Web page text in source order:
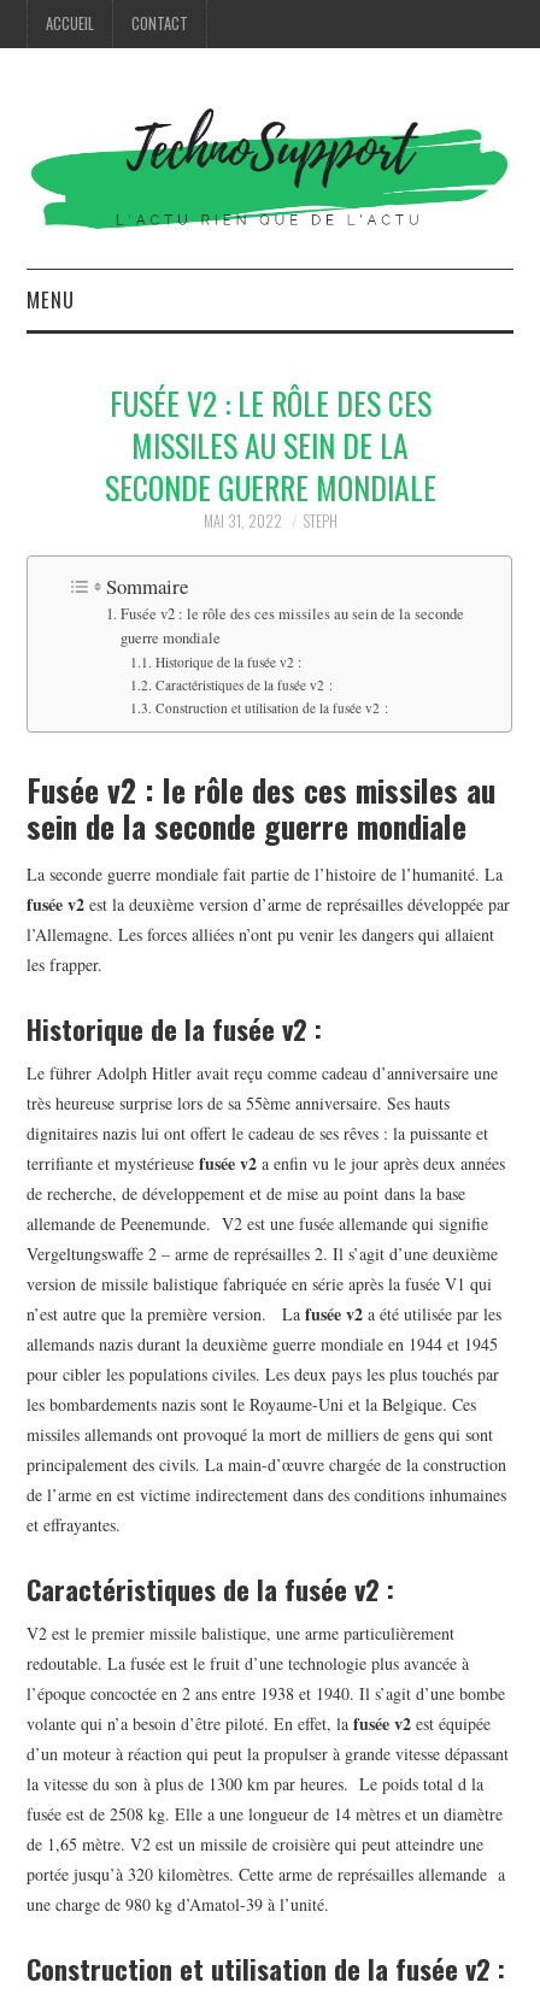
ACCUEIL CONTACT
MENU
MAISON
IMMOBILIER
FORMATION
SANTÉ
FUSÉE V2 : LE RÔLE DES CES
MISSILES AU SEIN DE LA
SECONDE GUERRE MONDIALE
MAI 31, 2022 STEPH
Sommaire
Fusée v2 : le rôle des ces missiles au sein de la seconde
guerre mondiale
Historique de la fusée v2 :
Caractéristiques de la fusée v2 :
Construction et utilisation de la fusée v2 :
Fusée v2 : le rôle des ces missiles au
sein de la seconde guerre mondiale
La seconde guerre mondiale fait partie de l’histoire de l’humanité. La
fusée v2 est la deuxième version d’arme de représailles développée par
l’Allemagne. Les forces alliées n’ont pu venir les dangers qui allaient
les frapper.
Historique de la fusée v2 :
Le führer Adolph Hitler avait reçu comme cadeau d’anniversaire une
très heureuse surprise lors de sa 55ème anniversaire. Ses hauts
dignitaires nazis lui ont offert le cadeau de ses rêves : la puissante et
terrifiante et mystérieusefusée v2 a enfin vu le jour après deux années
de recherche, de développement et de mise au point dans la base
allemande de Peenemunde. V2 est une fusée allemande qui signifie
Vergeltungswaffe 2 – arme de représailles 2. Il s’agit d’une deuxième
version de missile balistique fabriquée en série après la fusée V1 qui
n’est autre que la première version. Lafusée v2 a été utilisée par les
allemands nazis durant la deuxième guerre mondiale en 1944 et 1945
pour cibler les populations civiles. Les deux pays les plus touchés par
les bombardements nazis sont le Royaume-Uni et la Belgique. Ces
missiles allemands ont provoqué la mort de milliers de gens qui sont
principalement des civils. La main-d’œuvre chargée de la construction
de l’arme en est victime indirectement dans des conditions inhumaines
et effrayantes.
Caractéristiques de la fusée v2 :
V2 est le premier missile balistique, une arme particulièrement
redoutable. La fusée est le fruit d’une technologie plus avancée à
l’époque concoctée en 2 ans entre 1938 et 1940. Il s’agit d’une bombe
volante qui n’a besoin d’être piloté. En effet, lafusée v2 est équipée
d’un moteur à réaction qui peut la propulser à grande vitesse dépassant
la vitesse du son à plus de 1300 km par heures. Le poids total d la
fusée est de 2508 kg. Elle a une longueur de 14 mètres et un diamètre
de 1,65 mètre. V2 est un missile de croisière qui peut atteindre une
portée jusqu’à 320 kilomètres. Cette arme de représailles allemande a
une charge de 980 kg d’Amatol-39 à l’unité.
Construction et utilisation de la fusée v2 :